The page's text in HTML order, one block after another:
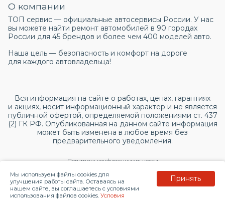
О компании
ТОП сервис — официальные автосервисы России. У нас
вы можете найти ремонт автомобилей в 90 городах
России для 45 брендов и более чем 400 моделей авто.
Наша цель — безопасность и комфорт на дороге
для каждого автовладельца!
Вся информация на сайте о работах, ценах, гарантиях
и акциях, носит информационный характер и не является
публичной офертой, определяемой положениями ст. 437
(2) ГК РФ. Опубликованная на данном сайте информация
может быть изменена в любое время без
предварительного уведомления.
Политика конфиденциальности
Согласие на обработку персональных данных
Мы используем файлы cookies для
улучшения работы сайта. Оставаясь на
нашем сайте, вы соглашаетесь с условиями
использования файлов cookies. Условия
Принять